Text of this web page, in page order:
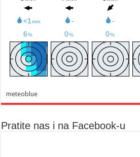
meteoblue
Pratite nas i na Facebook-u